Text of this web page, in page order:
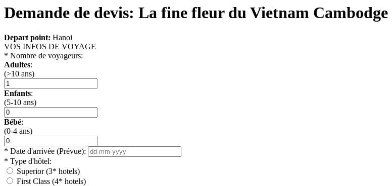
Demande de devis: La fine fleur du Vietnam
Depart point: Hanoi
VOS INFOS DE VOYAGE
* Nombre de voyageurs:
Adultes:
(>10 ans)
Enfants:
(5-10 ans)
Bébé:
(0-4 ans)
* Date d'arrivée (Prévue):
* Type d'hôtel:
Superior (3* hotels)
First Class (4* hotels)